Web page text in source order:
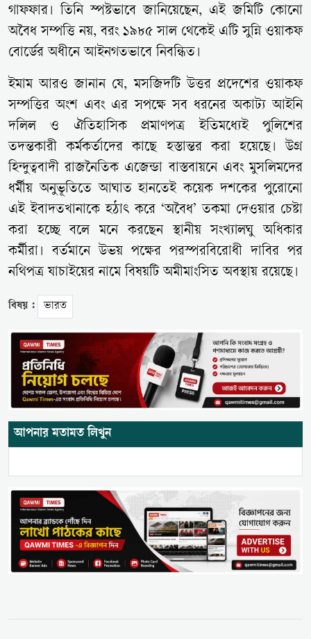
গাফফার। তিনি স্পষ্টভাবে জানিয়েছেন, এই জমিটি কোনো
অবৈধ সম্পত্তি নয়, বরং ১৯৮৫ সাল থেকেই এটি সুন্নি ওয়াকফ
বোর্ডের অধীনে আইনগতভাবে নিবন্ধিত।
ইমাম আরও জানান যে, মসজিদটি উত্তর প্রদেশের ওয়াকফ
সম্পত্তির অংশ এবং এর সপক্ষে সব ধরনের অকাট্য আইনি
দলিল ও ঐতিহাসিক প্রমাণপত্র ইতিমধ্যেই পুলিশের
তদন্তকারী কর্মকর্তাদের কাছে হস্তান্তর করা হয়েছে। উগ্র
হিন্দুত্ববাদী রাজনৈতিক এজেন্ডা বাস্তবায়নে এবং মুসলিমদের
ধর্মীয় অনুভূতিতে আঘাত হানতেই কয়েক দশকের পুরোনো
এই ইবাদতখানাকে হঠাৎ করে ‘অবৈধ’ তকমা দেওয়ার চেষ্টা
করা হচ্ছে বলে মনে করছেন স্থানীয় সংখ্যালঘু অধিকার
কর্মীরা। বর্তমানে উভয় পক্ষের পরস্পরবিরোধী দাবির পর
নথিপত্র যাচাইয়ের নামে বিষয়টি অমীমাংসিত অবস্থায় রয়েছে।
বিষয় : ভারত
আপনার মতামত লিখুন